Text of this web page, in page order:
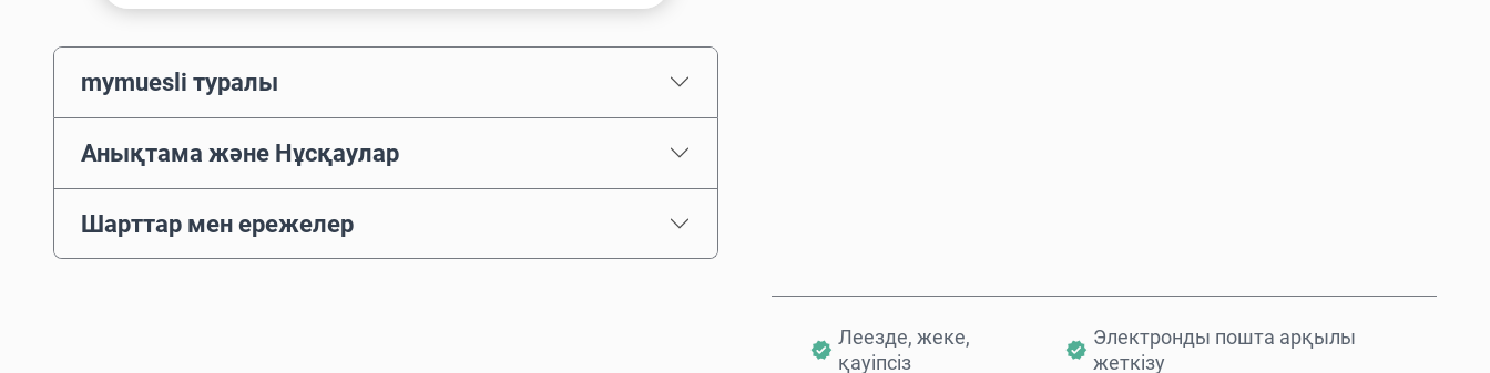
mymuesli туралы
Анықтама және Нұсқаулар
Шарттар мен ережелер
Леезде, жеке,
қауіпсіз
Электронды пошта арқылы
жеткізу